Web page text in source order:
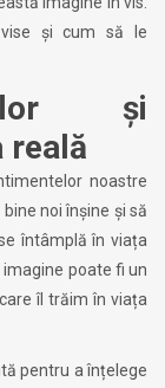
și cum să le
și
reală
noastre
noi înșine și să
întâmplă în viața
poate fi un
îl trăim în viața
pentru a înțelege